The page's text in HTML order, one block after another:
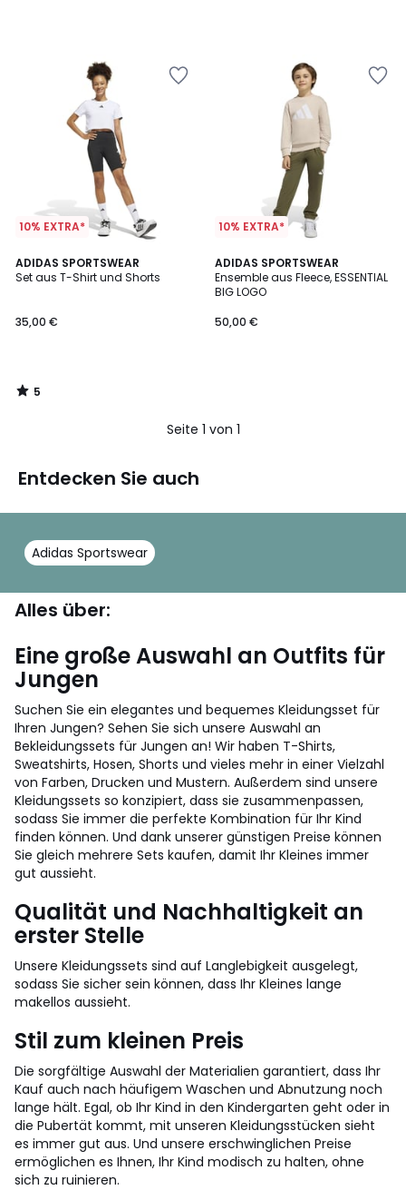
10% EXTRA*
ADIDAS SPORTSWEAR
Set aus T-Shirt und Shorts
35,00 €
5
/
5
/
10% EXTRA*
ADIDAS SPORTSWEAR
Ensemble aus Fleece, ESSENTIAL
BIG LOGO
50,00 €
Seite 1 von 1
Entdecken Sie auch
Adidas Sportswear
Alles über:
Eine große Auswahl an Outfits für
Jungen
Suchen Sie ein elegantes und bequemes Kleidungsset für
Ihren Jungen? Sehen Sie sich unsere Auswahl an
Bekleidungssets für Jungen an! Wir haben T-Shirts,
Sweatshirts, Hosen, Shorts und vieles mehr in einer Vielzahl
von Farben, Drucken und Mustern. Außerdem sind unsere
Kleidungssets so konzipiert, dass sie zusammenpassen,
sodass Sie immer die perfekte Kombination für Ihr Kind
finden können. Und dank unserer günstigen Preise können
Sie gleich mehrere Sets kaufen, damit Ihr Kleines immer
gut aussieht.
Qualität und Nachhaltigkeit an
erster Stelle
Unsere Kleidungssets sind auf Langlebigkeit ausgelegt,
sodass Sie sicher sein können, dass Ihr Kleines lange
makellos aussieht.
Stil zum kleinen Preis
Die sorgfältige Auswahl der Materialien garantiert, dass Ihr
Kauf auch nach häufigem Waschen und Abnutzung noch
lange hält. Egal, ob Ihr Kind in den Kindergarten geht oder in
die Pubertät kommt, mit unseren Kleidungsstücken sieht
es immer gut aus. Und unsere erschwinglichen Preise
ermöglichen es Ihnen, Ihr Kind modisch zu halten, ohne
sich zu ruinieren.